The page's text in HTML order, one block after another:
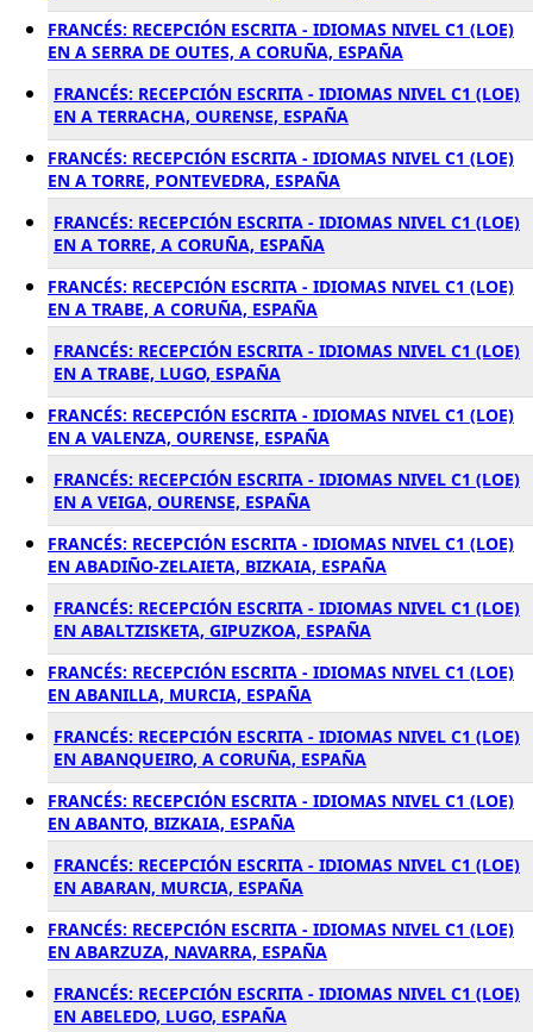
FRANCÉS: RECEPCIÓN ESCRITA - IDIOMAS NIVEL C1 (LOE)
EN A SERRA DE OUTES, A CORUÑA, ESPAÑA
FRANCÉS: RECEPCIÓN ESCRITA - IDIOMAS NIVEL C1 (LOE)
EN A TERRACHA, OURENSE, ESPAÑA
FRANCÉS: RECEPCIÓN ESCRITA - IDIOMAS NIVEL C1 (LOE)
EN A TORRE, PONTEVEDRA, ESPAÑA
FRANCÉS: RECEPCIÓN ESCRITA - IDIOMAS NIVEL C1 (LOE)
EN A TORRE, A CORUÑA, ESPAÑA
FRANCÉS: RECEPCIÓN ESCRITA - IDIOMAS NIVEL C1 (LOE)
EN A TRABE, A CORUÑA, ESPAÑA
FRANCÉS: RECEPCIÓN ESCRITA - IDIOMAS NIVEL C1 (LOE)
EN A TRABE, LUGO, ESPAÑA
FRANCÉS: RECEPCIÓN ESCRITA - IDIOMAS NIVEL C1 (LOE)
EN A VALENZA, OURENSE, ESPAÑA
FRANCÉS: RECEPCIÓN ESCRITA - IDIOMAS NIVEL C1 (LOE)
EN A VEIGA, OURENSE, ESPAÑA
FRANCÉS: RECEPCIÓN ESCRITA - IDIOMAS NIVEL C1 (LOE)
EN ABADIÑO-ZELAIETA, BIZKAIA, ESPAÑA
FRANCÉS: RECEPCIÓN ESCRITA - IDIOMAS NIVEL C1 (LOE)
EN ABALTZISKETA, GIPUZKOA, ESPAÑA
FRANCÉS: RECEPCIÓN ESCRITA - IDIOMAS NIVEL C1 (LOE)
EN ABANILLA, MURCIA, ESPAÑA
FRANCÉS: RECEPCIÓN ESCRITA - IDIOMAS NIVEL C1 (LOE)
EN ABANQUEIRO, A CORUÑA, ESPAÑA
FRANCÉS: RECEPCIÓN ESCRITA - IDIOMAS NIVEL C1 (LOE)
EN ABANTO, BIZKAIA, ESPAÑA
FRANCÉS: RECEPCIÓN ESCRITA - IDIOMAS NIVEL C1 (LOE)
EN ABARAN, MURCIA, ESPAÑA
FRANCÉS: RECEPCIÓN ESCRITA - IDIOMAS NIVEL C1 (LOE)
EN ABARZUZA, NAVARRA, ESPAÑA
FRANCÉS: RECEPCIÓN ESCRITA - IDIOMAS NIVEL C1 (LOE)
EN ABELEDO, LUGO, ESPAÑA